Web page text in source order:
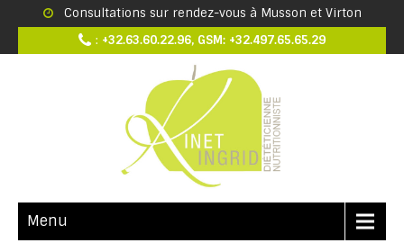
Consultations sur rendez-vous à Musson et Virton
: +32.63.60.22.96, GSM: +32.497.65.65.29
Menu